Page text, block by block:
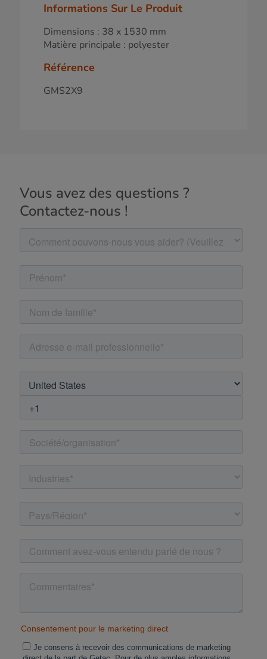
Informations Sur Le Produit
Dimensions : 38 x 1530 mm
Matière principale : polyester
Référence
GMS2X9
Vous avez des questions ?
Contactez-nous !